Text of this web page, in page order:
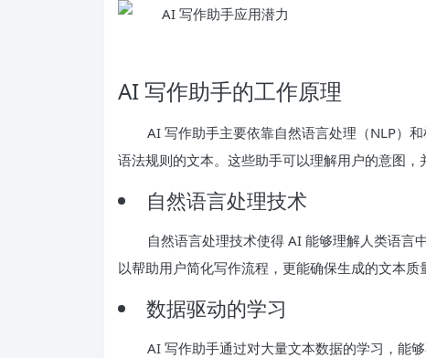
AI 写作助手的工作原理
AI 写作助手主要依靠自然语言处理（NLP）
语法规则的文本。这些助手可以理解用户的意图，
自然语言处理技术
自然语言处理技术使得 AI 能够理解人类语言
以帮助用户简化写作流程，更能确保生成的文本质
数据驱动的学习
AI 写作助手通过对大量文本数据的学习，能